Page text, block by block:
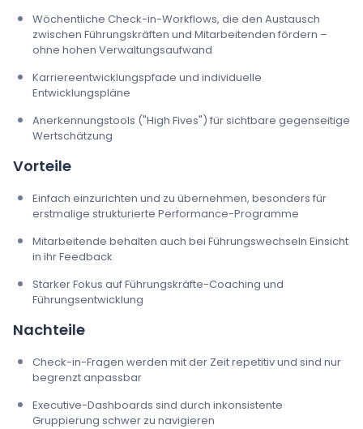
Wöchentliche Check-in-Workflows, die den Austausch
zwischen Führungskräften und Mitarbeitenden fördern –
ohne hohen Verwaltungsaufwand
Karriereentwicklungspfade und individuelle
Entwicklungspläne
Anerkennungstools ("High Fives") für sichtbare gegenseitige
Wertschätzung
Vorteile
Einfach einzurichten und zu übernehmen, besonders für
erstmalige strukturierte Performance-Programme
Mitarbeitende behalten auch bei Führungswechseln Einsicht
in ihr Feedback
Starker Fokus auf Führungskräfte-Coaching und
Führungsentwicklung
Nachteile
Check-in-Fragen werden mit der Zeit repetitiv und sind nur
begrenzt anpassbar
Executive-Dashboards sind durch inkonsistente
Gruppierung schwer zu navigieren